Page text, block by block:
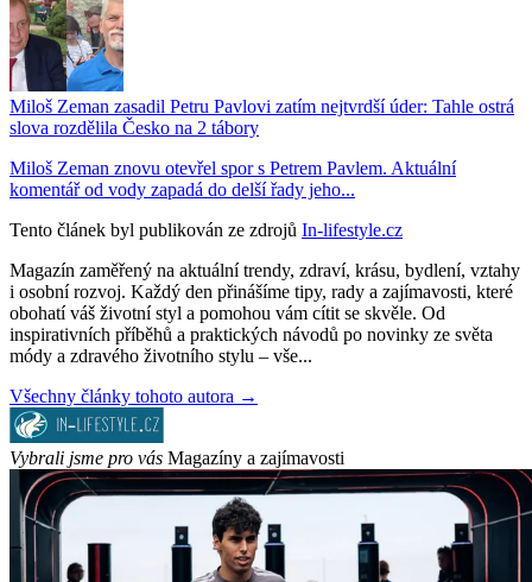
Miloš Zeman zasadil Petru Pavlovi zatím nejtvrdší úder: Tahle ostrá
slova rozdělila Česko na 2 tábory
Miloš Zeman znovu otevřel spor s Petrem Pavlem. Aktuální
komentář od vody zapadá do delší řady jeho...
Tento článek byl publikován ze zdrojů In-lifestyle.cz
Magazín zaměřený na aktuální trendy, zdraví, krásu, bydlení, vztahy
i osobní rozvoj. Každý den přinášíme tipy, rady a zajímavosti, které
obohatí váš životní styl a pomohou vám cítit se skvěle. Od
inspirativních příběhů a praktických návodů po novinky ze světa
módy a zdravého životního stylu – vše...
Všechny články tohoto autora →
Vybrali jsme pro vás Magazíny a zajímavosti